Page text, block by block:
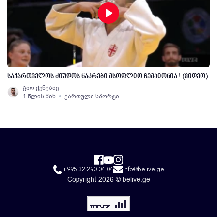
საქართველოს ძიუდოს ნაკრები მსოფლიო ჩემპიონია ! (ვიდეო)
გიო ქენქაძე
1 წლის წინ
ქართული სპორტი
+995 32 290 04 04 info@belive.ge
Copyright 2026 © belive.ge